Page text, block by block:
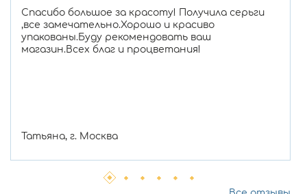
Спасибо большое за красоту! Получила серьги
,все замечательно.Хорошо и красиво
упакованы.Буду рекомендовать ваш
магазин.Всех благ и процветания!
Татьяна, г. Москва